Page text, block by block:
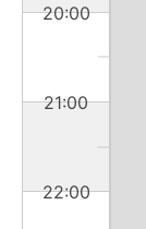
20:00
21:00
22:00